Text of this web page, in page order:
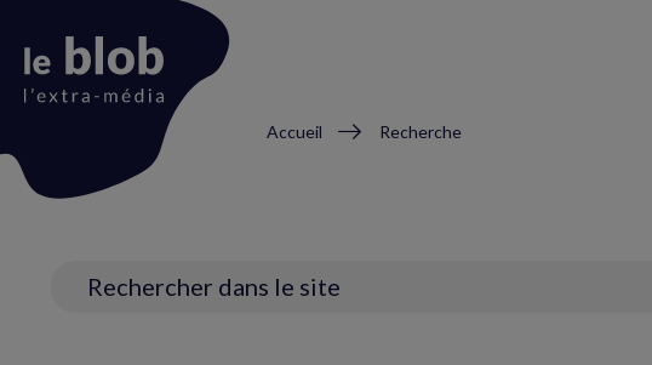
Fil
Accueil Recherche